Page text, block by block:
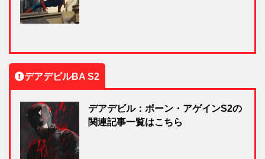
デアデビルBA S2
デアデビル：ボーン・アゲインS2の
関連記事一覧はこちら